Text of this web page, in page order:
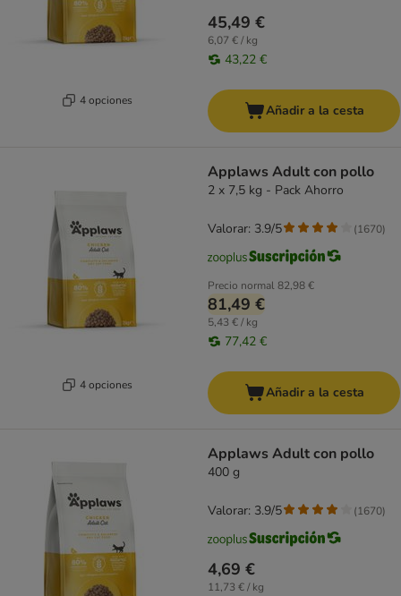
4 opciones
45,49 €
6,07 € / kg
43,22 €
Añadir a la cesta
4 opciones
Applaws Adult con pollo
2 x 7,5 kg - Pack Ahorro
Precio normal82,98 €
81,49 €
5,43 € / kg
77,42 €
Valorar: 3.9/5 (1670)
Añadir a la cesta
Applaws Adult con pollo
400 g
4,69 €
11,73 € / kg
Valorar: 3.9/5 (1670)